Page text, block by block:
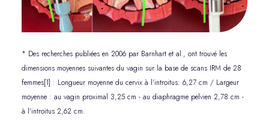
* Des recherches publiées en 2006 par Barnhart et al., ont trouvé les
dimensions moyennes suivantes du vagin sur la base de scans IRM de 28
femmes[1] : Longueur moyenne du cervix à l'introitus: 6,27 cm / Largeur
moyenne : au vagin proximal 3,25 cm - au diaphragme pelvien 2,78 cm -
à l'introitus 2,62 cm.